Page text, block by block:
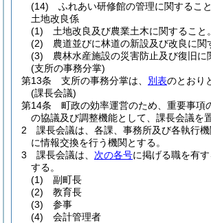
(14) ふれあい研修館の管理に関すること
土地改良係
(1) 土地改良及び農業土木に関すること。
(2) 農道並びに林道の新設及び改良に関
(3) 農林水産施設の災害防止及び復旧に
(支所の事務分掌)
第13条
支所の事務分掌は、 別表のとおり
(課長会議)
第14条
町政の効率運営のため、重要事項
の協議及び調整機能として、課長会議を置
2
課長会議は、各課、事務所及び各執行
に情報交換を行う機関とする。
3
課長会議は、 次の各号に掲げる職を有
する。
(1)
副町長
(2)
教育長
(3)
参事
(4)
会計管理者